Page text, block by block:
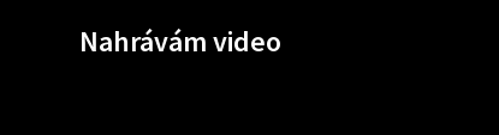
Nahrávám video